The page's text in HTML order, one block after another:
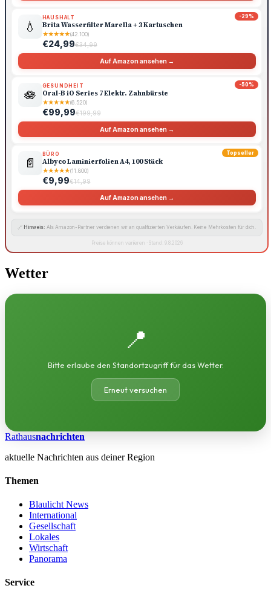
-29%
💧
HAUSHALT
Brita Wasserfilter Marella + 3 Kartuschen
★★★★★(42.100)
€24,99€34,99
Auf Amazon ansehen →
-50%
🪷
GESUNDHEIT
Oral-B iO Series 7 Elektr. Zahnbürste
★★★★★(6.520)
€99,99€199,99
Auf Amazon ansehen →
Topseller
📄
BÜRO
Albyco Laminierfolien A4, 100 Stück
★★★★★(11.800)
€9,99€14,99
Auf Amazon ansehen →
🔗 Hinweis: Als Amazon-Partner verdienen wir an qualifizierten Verkäufen. Keine Mehrkosten für dich.
Preise können variieren · Stand: 9.8.2026
Wetter
📍
Bitte erlaube den Standortzugriff für das Wetter.
Erneut versuchen
Rathausnachrichten
aktuelle Nachrichten aus deiner Region
Themen
Blaulicht News
International
Gesellschaft
Lokales
Wirtschaft
Panorama
Service